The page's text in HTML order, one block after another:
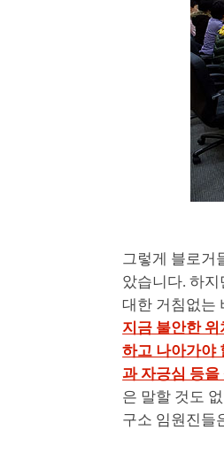
그렇게 블로거
았습니다. 하
대한 거침없는
지금 불안한
하고 나아가야
과 자긍심 등을
은 말할 것도
구소 임원진들